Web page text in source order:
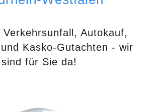
Verkehrsunfall, Autokauf,
Kasko-Gutachten - wir
sind für Sie da!